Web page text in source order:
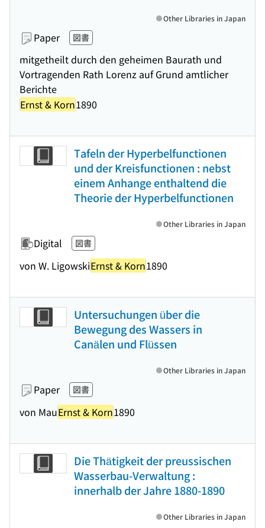
Paper 図書
mitgetheilt durch den geheimen Baurath und
Vortragenden Rath Lorenz auf Grund amtlicher
Berichte
Ernst & Korn1890
Other Libraries in Japan
Tafeln der Hyperbelfunctionen
und der Kreisfunctionen : nebst
einem Anhange enthaltend die
Theorie der Hyperbelfunctionen
Digital 図書
von W. LigowskiErnst & Korn1890
Other Libraries in Japan
Untersuchungen über die
Bewegung des Wassers in
Canälen und Flüssen
Paper 図書
von MauErnst & Korn1890
Other Libraries in Japan
Die Thätigkeit der preussischen
Wasserbau-Verwaltung :
innerhalb der Jahre 1880-1890
Other Libraries in Japan